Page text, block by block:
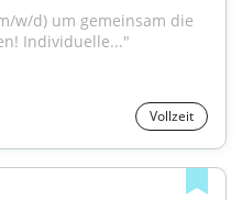
w/d) um gemeinsam die
Individuelle..."
Vollzeit